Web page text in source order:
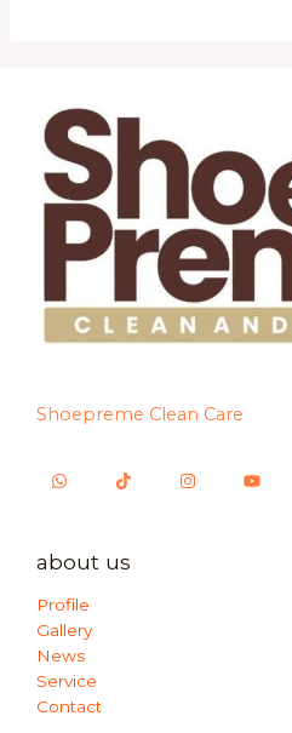
Shoepreme Clean Care
about us
Profile
Gallery
News
Service
Contact